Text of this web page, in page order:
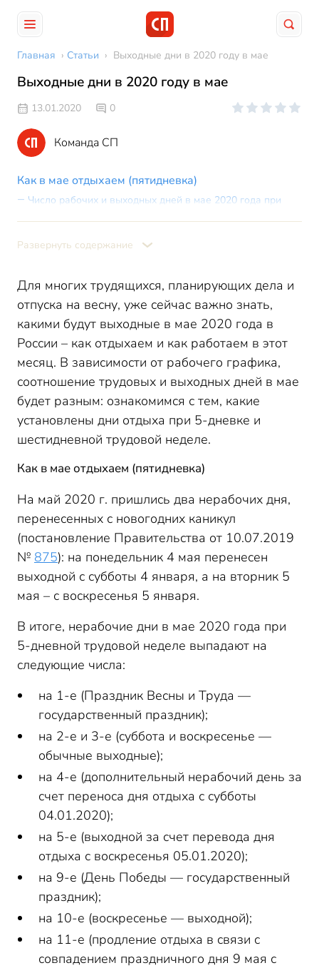
Главная › Статьи › Выходные дни в 2020 году в мае
Выходные дни в 2020 году в мае
13.01.2020 0
Команда СП
Как в мае отдыхаем (пятидневка)
Число рабочих и выходных дней в мае 2020 года при
Развернуть содержание
Для многих трудящихся, планирующих дела и
отпуска на весну, уже сейчас важно знать,
какими будут выходные в мае 2020 года в
России – как отдыхаем и как работаем в этот
месяц. В зависимости от рабочего графика,
соотношение трудовых и выходных дней в мае
будет разным: ознакомимся с тем, какие
установлены дни отдыха при 5-дневке и
шестидневной трудовой неделе.
Как в мае отдыхаем (пятидневка)
На май 2020 г. пришлись два нерабочих дня,
перенесенных с новогодних каникул
(постановление Правительства от 10.07.2019
№ 875): на понедельник 4 мая перенесен
выходной с субботы 4 января, а на вторник 5
мая – с воскресенья 5 января.
В итоге, нерабочие дни в мае 2020 года при
5-дневной трудовой неделе выпадают на
следующие числа:
на 1-е (Праздник Весны и Труда —
государственный праздник);
на 2-е и 3-е (суббота и воскресенье —
обычные выходные);
на 4-е (дополнительный нерабочий день за
счет переноса дня отдыха с субботы
04.01.2020);
на 5-е (выходной за счет перевода дня
отдыха с воскресенья 05.01.2020);
на 9-е (День Победы — государственный
праздник);
на 10-е (воскресенье — выходной);
на 11-е (продление отдыха в связи с
совпадением праздничного дня 9 мая с